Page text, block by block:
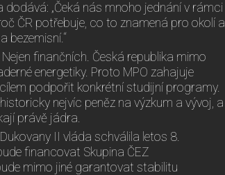
dodává: „Čeká nás mnoho jednání v rámci
ČR potřebuje, co to znamená pro okolí a
bezemisní.“
finančních. Česká republika mimo
energetiky. Proto MPO zahajuje
podpořit konkrétní studijní programy.
nejvíc peněz na výzkum a vývoj, a
právě jádra.
II vláda schválila letos 8.
financovat Skupina ČEZ
mimo jiné garantovat stabilitu